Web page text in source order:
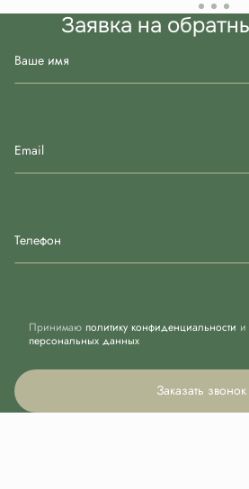
Заявка на
Ваше имя
Email
Телефон
Принимаю политику конфиденциальности и
персональных данных
Заказать звонок